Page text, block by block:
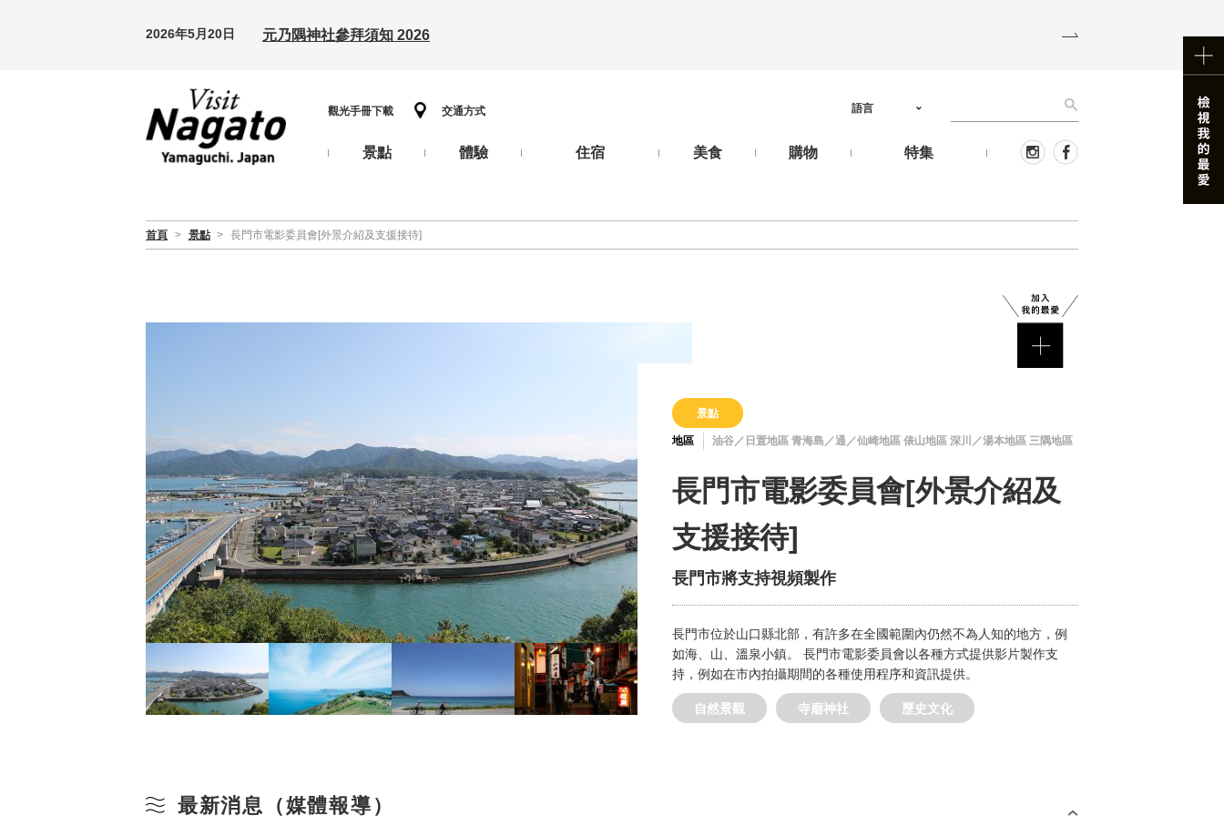
2026年5月20日 元乃隅神社參拜須知 2026
觀光手冊下載 交通方式
景點 體驗 住宿 美食 購物 特集
語言
首頁 > 景點 > 長門市電影委員會[外景介紹及支援接待]
景點
地區 油谷／日置地區 青海島／通／仙崎地區 俵山地區 深川／湯本地區 三隅地區
長門市電影委員會[外景介紹及
支援接待]
長門市將支持視頻製作
長門市位於山口縣北部，有許多在全國範圍內仍然不為人知的地方，例
如海、山、溫泉小鎮。 長門市電影委員會以各種方式提供影片製作支
持，例如在市內拍攝期間的各種使用程序和資訊提供。
自然景觀 寺廟神社 歷史文化
最新消息（媒體報導）